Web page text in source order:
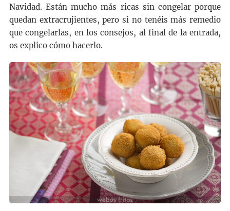
Navidad. Están mucho más ricas sin congelar porque
quedan extracrujientes, pero si no tenéis más remedio
que congelarlas, en los consejos, al final de la entrada,
os explico cómo hacerlo.